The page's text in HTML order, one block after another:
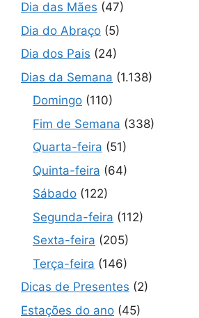
Dia das Mães (47)
Dia do Abraço (5)
Dia dos Pais (24)
Dias da Semana (1.138)
Domingo (110)
Fim de Semana (338)
Quarta-feira (51)
Quinta-feira (64)
Sábado (122)
Segunda-feira (112)
Sexta-feira (205)
Terça-feira (146)
Dicas de Presentes (2)
Estações do ano (45)